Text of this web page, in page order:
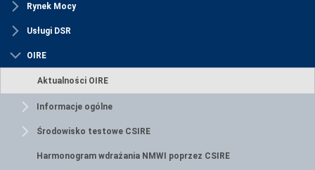
Rynek Mocy
Usługi DSR
OIRE
Aktualności OIRE
Informacje ogólne
Środowisko testowe CSIRE
Harmonogram wdrażania NMWI poprzez CSIRE